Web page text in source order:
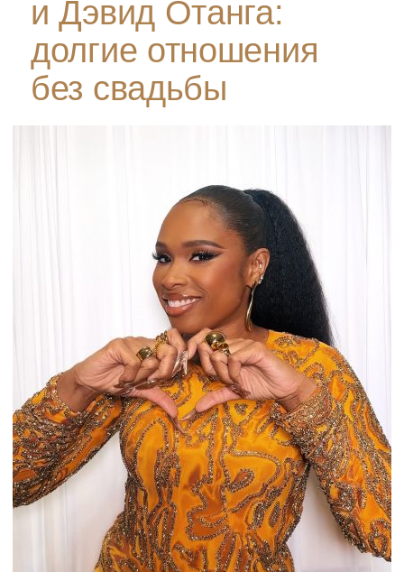
и Дэвид Отанга:
долгие отношения
без свадьбы